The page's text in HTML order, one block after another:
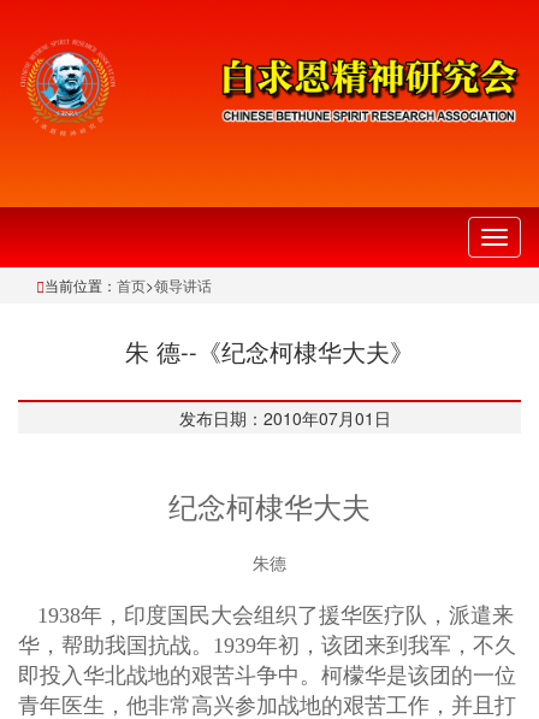
切
换
当前位置： 首页>领导讲话
朱 德--《纪念柯棣华大夫》
发布日期：2010年07月01日
纪念柯棣华大夫
朱德
1938年，印度国民大会组织了援华医疗队，派遣来
华，帮助我国抗战。1939年初，该团来到我军，不久
即投入华北战地的艰苦斗争中。柯檬华是该团的一位
青年医生，他非常高兴参加战地的艰苦工作，并且打